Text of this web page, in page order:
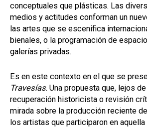
conceptuales que plásticas. Las
medios y actitudes conforman un
las artes que se escenifica
bienales, o la programación de
galerías privadas.
Es en este contexto en el que se
Travesías. Una propuesta que, lejos
recuperación historicista o revisión
mirada sobre la producción reciente
los artistas que participaron en